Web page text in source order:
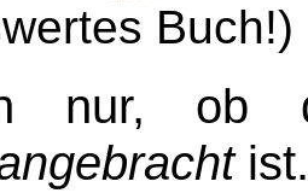
Buch!)
nur, ob
ist.